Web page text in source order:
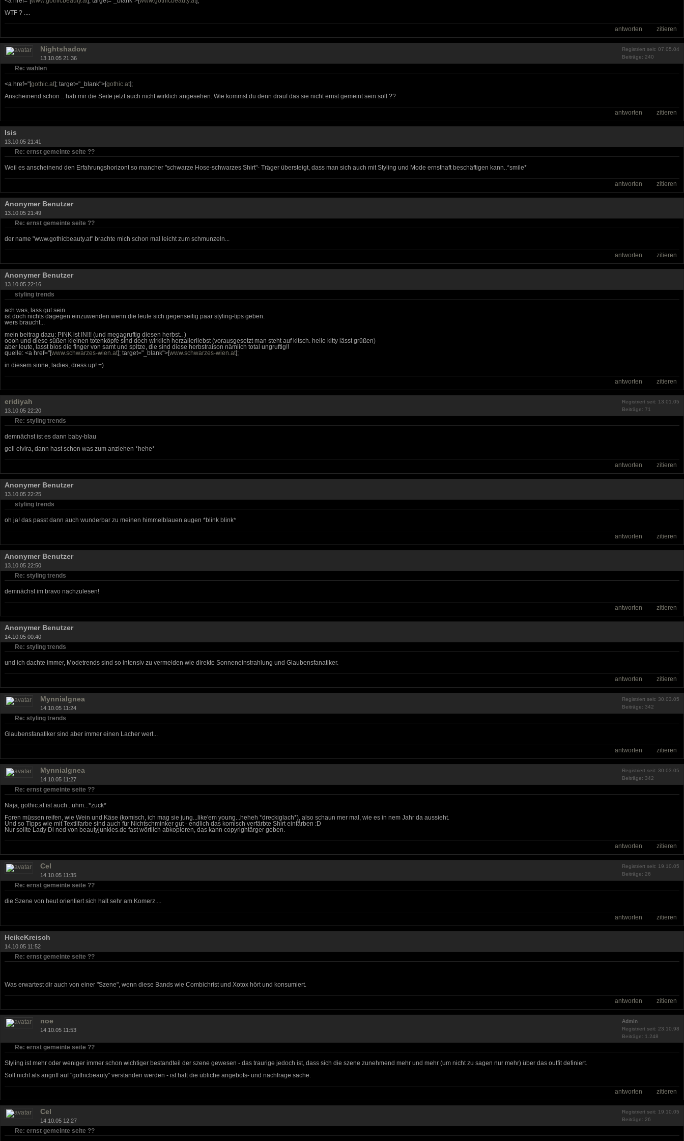
WTF ? ....
antworten zitieren
Registriert seit: 07.05.04
Beiträge: 240
Nightshadow
13.10.05 21:36
Re: wahlen
<a href="[gothic.at]; target="_blank">[gothic.at];
Anscheinend schon .. hab mir die Seite jetzt auch nicht wirklich angesehen. Wie kommst du denn drauf das sie nicht ernst gemeint sein soll ??
antworten zitieren
Isis
13.10.05 21:41
Re: ernst gemeinte seite ??
Weil es anscheinend den Erfahrungshorizont so mancher "schwarze Hose-schwarzes Shirt"- Träger übersteigt, dass man sich auch mit Styling und Mode ernsthaft beschäftigen kann..*smile*
antworten zitieren
Anonymer Benutzer
13.10.05 21:49
Re: ernst gemeinte seite ??
der name "www.gothicbeauty.at" brachte mich schon mal leicht zum schmunzeln...
antworten zitieren
Anonymer Benutzer
13.10.05 22:16
styling trends
ach was, lass gut sein.
ist doch nichts dagegen einzuwenden wenn die leute sich gegenseitig paar styling-tips geben.
wers braucht...
mein beitrag dazu: PINK ist IN!!! (und megagruftig diesen herbst.. )
oooh und diese süßen kleinen totenköpfe sind doch wirklich herzallerliebst (vorausgesetzt man steht auf kitsch. hello kitty lässt grüßen)
aber leute, lasst blos die finger von samt und spitze, die sind diese herbstraison nämlich total ungruftig!!
quelle: <a href="[www.schwarzes-wien.at]; target="_blank">[www.schwarzes-wien.at];
in diesem sinne, ladies, dress up! =)
antworten zitieren
Registriert seit: 13.01.05
Beiträge: 71
eridiyah
13.10.05 22:20
Re: styling trends
demnächst ist es dann baby-blau
gell elvira, dann hast schon was zum anziehen *hehe*
antworten zitieren
Anonymer Benutzer
13.10.05 22:25
styling trends
oh ja! das passt dann auch wunderbar zu meinen himmelblauen augen *blink blink*
antworten zitieren
Anonymer Benutzer
13.10.05 22:50
Re: styling trends
demnächst im bravo nachzulesen!
antworten zitieren
Anonymer Benutzer
14.10.05 00:40
Re: styling trends
und ich dachte immer, Modetrends sind so intensiv zu vermeiden wie direkte Sonneneinstrahlung und Glaubensfanatiker.
antworten zitieren
Registriert seit: 30.03.05
Beiträge: 342
MynniaIgnea
14.10.05 11:24
Re: styling trends
Glaubensfanatiker sind aber immer einen Lacher wert...
antworten zitieren
Registriert seit: 30.03.05
Beiträge: 342
MynniaIgnea
14.10.05 11:27
Re: ernst gemeinte seite ??
Naja, gothic.at ist auch...uhm...*zuck*
Foren müssen reifen, wie Wein und Käse (komisch, ich mag sie jung...like'em young...heheh *dreckiglach*), also schaun mer mal, wie es in nem Jahr da aussieht.
Und so Tipps wie mit Textilfarbe sind auch für Nichtschminker gut - endlich das komisch verfärbte Shirt einfärben :D
Nur sollte Lady Di ned von beautyjunkies.de fast wörtlich abkopieren, das kann copyrightärger geben.
antworten zitieren
Registriert seit: 19.10.05
Beiträge: 26
Cel
14.10.05 11:35
Re: ernst gemeinte seite ??
die Szene von heut orientiert sich halt sehr am Komerz....
antworten zitieren
HeikeKreisch
14.10.05 11:52
Re: ernst gemeinte seite ??
Was erwartest dir auch von einer "Szene", wenn diese Bands wie Combichrist und Xotox hört und konsumiert.
antworten zitieren
Admin
Registriert seit: 23.10.98
Beiträge: 1.248
noe
14.10.05 11:53
Re: ernst gemeinte seite ??
Styling ist mehr oder weniger immer schon wichtiger bestandteil der szene gewesen - das traurige jedoch ist, dass sich die szene zunehmend mehr und mehr (um nicht zu sagen nur mehr) über das outfit definiert.
Soll nicht als angriff auf "gothicbeauty" verstanden werden - ist halt die übliche angebots- und nachfrage sache.
antworten zitieren
Registriert seit: 19.10.05
Beiträge: 26
Cel
14.10.05 12:27
Re: ernst gemeinte seite ??